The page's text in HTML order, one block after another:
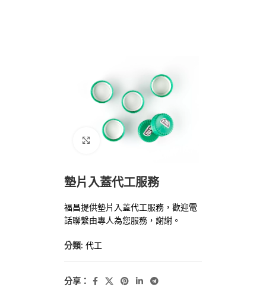
點擊放大
墊片入蓋代工服務
福昌提供墊片入蓋代工服務，歡迎電
話聯繫由專人為您服務，謝謝。
分類: 代工
分享：